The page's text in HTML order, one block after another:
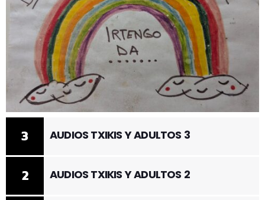
2 AUDIOS TXIKIS Y ADULTOS 2
3 AUDIOS TXIKIS Y ADULTOS 3